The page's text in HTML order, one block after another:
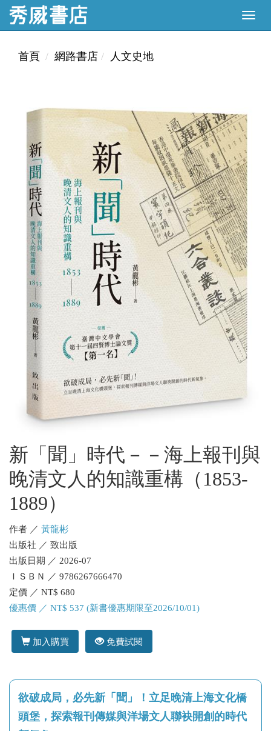
首頁 網路書店 人文史地
新「聞」時代－－海上報刊與
晚清文人的知識重構（1853-
1889）
作者 ／ 黃龍彬
出版社 ／ 致出版
出版日期 ／ 2026-07
ＩＳＢＮ ／ 9786267666470
定價 ／ NT$ 680
優惠價 ／ NT$ 537 (新書優惠期限至2026/10/01)
加入購買 免費試閱
欲破成局，必先新「聞」！立足晚清上海文化橋
頭堡，探索報刊傳媒與洋場文人聯袂開創的時代